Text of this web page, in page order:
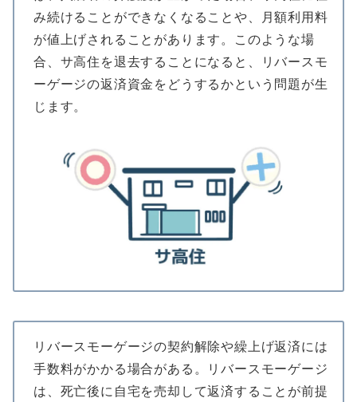
み続けることができなくなることや、月額利用料
が値上げされることがあります。このような場
合、サ高住を退去することになると、リバースモ
ーゲージの返済資金をどうするかという問題が生
じます。
リバースモーゲージの契約解除や繰上げ返済には
手数料がかかる場合がある。リバースモーゲージ
は、死亡後に自宅を売却して返済することが前提